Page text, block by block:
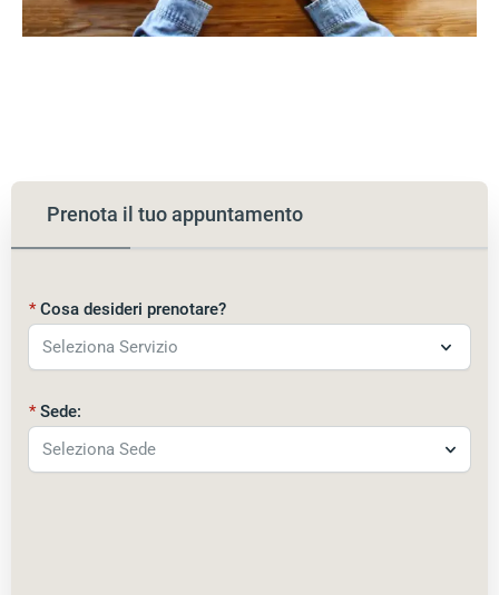
Prenota il tuo appuntamento
Cosa desideri prenotare?
Sede:
Seleziona Sede